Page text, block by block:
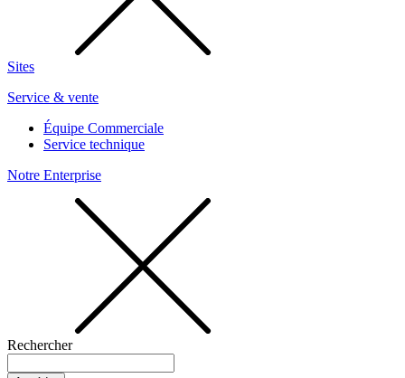
Sites
Service & vente
Équipe Commerciale
Service technique
Notre Enterprise
Rechercher